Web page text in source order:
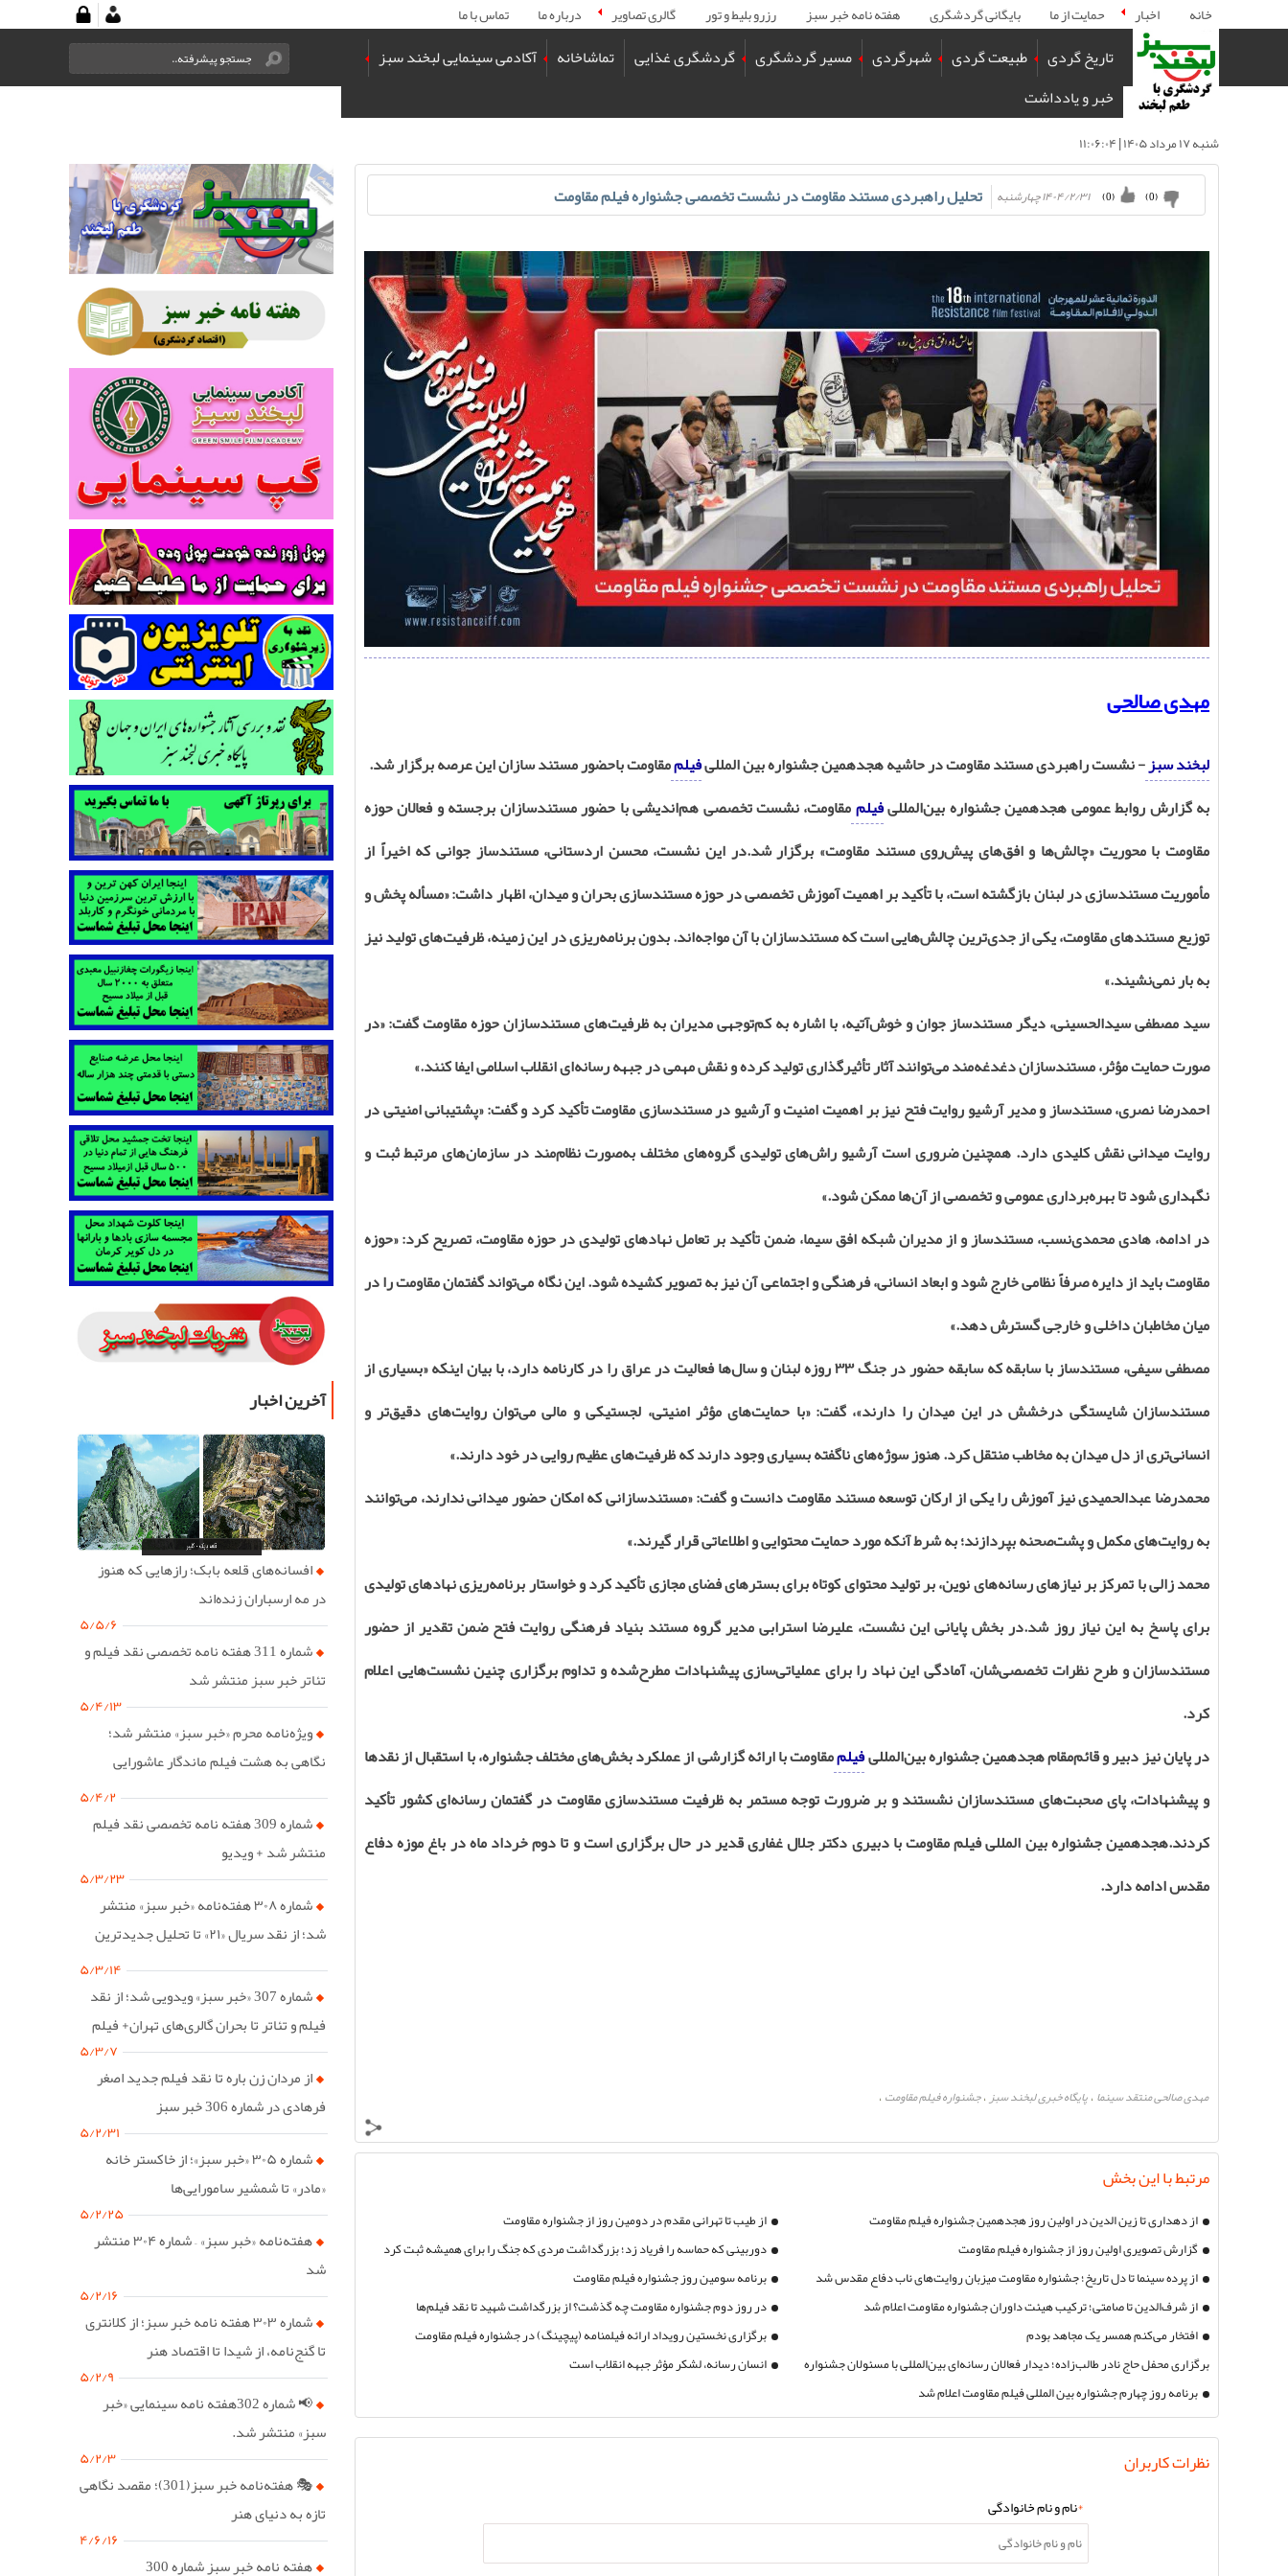
خانه اخبار حمایت از ما بایگانی گردشگری هفته نامه خبر سبز رزرو بلیط و تور گالری تصاویر درباره ما تماس با ما
تاریخ گردی طبیعت گردی شهرگردی مسیر گردشگری گردشگری غذایی تماشاخانه
آکادمی سینمایی لبخند سبز
خبر و یادداشت
شنبه ۱۷ مرداد ۱۴۰۵ | ۱۱:۰۶:۰۴
۱۴۰۴/۲/۳۱ چهارشنبه (
0
) (
0
) تحلیل راهبردی مستند مقاومت در نشست تخصصی جشنواره فیلم مقاومت
مهدی صالحی
لبخند سبز- نشست راهبردی مستند مقاومت در حاشیه هجدهمین جشنواره بین المللیفیلممقاومت باحضور مستند سازان این عرصه برگزار شد.
به گزارش روابط عمومی هجدهمین جشنواره بین‌المللیفیلممقاومت، نشست تخصصی هم‌اندیشی با حضور مستندسازان برجسته و فعالان حوزه
مقاومت با محوریت «چالش‌ها و افق‌های پیش‌روی مستند مقاومت» برگزار شد.در این نشست، محسن اردستانی، مستندساز جوانی که اخیراً از
مأموریت مستندسازی در لبنان بازگشته است، با تأکید بر اهمیت آموزش تخصصی در حوزه مستندسازی بحران و میدان، اظهار داشت: «مسأله پخش و
توزیع مستندهای مقاومت، یکی از جدی‌ترین چالش‌هایی است که مستندسازان با آن مواجه‌اند. بدون برنامه‌ریزی در این زمینه، ظرفیت‌های تولید نیز
به بار نمی‌نشیند.»
سید مصطفی سیدالحسینی، دیگر مستندساز جوان و خوش‌آتیه، با اشاره به کم‌توجهی مدیران به ظرفیت‌های مستندسازان حوزه مقاومت گفت: «در
صورت حمایت مؤثر، مستندسازان دغدغه‌مند می‌توانند آثار تأثیرگذاری تولید کرده و نقش مهمی در جبهه رسانه‌ای انقلاب اسلامی ایفا کنند.»
احمدرضا نصری، مستندساز و مدیر آرشیو روایت فتح نیز بر اهمیت امنیت و آرشیو در مستندسازی مقاومت تأکید کرد و گفت: «پشتیبانی امنیتی در
روایت میدانی نقش کلیدی دارد. همچنین ضروری است آرشیو راش‌های تولیدی گروه‌های مختلف به‌صورت نظام‌مند در سازمان‌های مرتبط ثبت و
نگهداری شود تا بهره‌برداری عمومی و تخصصی از آن‌ها ممکن شود.»
در ادامه، هادی محمدی‌نسب، مستندساز و از مدیران شبکه افق سیما، ضمن تأکید بر تعامل نهادهای تولیدی در حوزه مقاومت، تصریح کرد: «حوزه
مقاومت باید از دایره صرفاً نظامی خارج شود و ابعاد انسانی، فرهنگی و اجتماعی آن نیز به تصویر کشیده شود. این نگاه می‌تواند گفتمان مقاومت را در
میان مخاطبان داخلی و خارجی گسترش دهد.»
مصطفی سیفی، مستندساز با سابقه که سابقه حضور در جنگ ۳۳ روزه لبنان و سال‌ها فعالیت در عراق را در کارنامه دارد، با بیان اینکه «بسیاری از
مستندسازان شایستگی درخشش در این میدان را دارند»، گفت: «با حمایت‌های مؤثر امنیتی، لجستیکی و مالی می‌توان روایت‌های دقیق‌تر و
انسانی‌تری از دل میدان به مخاطب منتقل کرد. هنوز سوژه‌های ناگفته بسیاری وجود دارند که ظرفیت‌های عظیم روایی در خود دارند.»
محمدرضا عبدالحمیدی نیز آموزش را یکی از ارکان توسعه مستند مقاومت دانست و گفت: «مستندسازانی که امکان حضور میدانی ندارند، می‌توانند
به روایت‌های مکمل و پشت‌صحنه بپردازند؛ به شرط آنکه مورد حمایت محتوایی و اطلاعاتی قرار گیرند.»
محمد زالی با تمرکز بر نیازهای رسانه‌های نوین، بر تولید محتوای کوتاه برای بسترهای فضای مجازی تأکید کرد و خواستار برنامه‌ریزی نهادهای تولیدی
برای پاسخ به این نیاز روز شد.در بخش پایانی این نشست، علیرضا استرابی مدیر گروه مستند بنیاد فرهنگی روایت فتح ضمن تقدیر از حضور
مستندسازان و طرح نظرات تخصصی‌شان، آمادگی این نهاد را برای عملیاتی‌سازی پیشنهادات مطرح‌شده و تداوم برگزاری چنین نشست‌هایی اعلام
کرد.
در پایان نیز دبیر و قائم‌مقام هجدهمین جشنواره بین‌المللیفیلممقاومت با ارائه گزارشی از عملکرد بخش‌های مختلف جشنواره، با استقبال از نقدها
و پیشنهادات، پای صحبت‌های مستندسازان نشستند و بر ضرورت توجه مستمر به ظرفیت مستندسازی مقاومت در گفتمان رسانه‌ای کشور تأکید
کردند.هجدهمین جشنواره بین المللی فیلم مقاومت با دبیری دکتر جلال غفاری قدیر در حال برگزاری است و تا دوم خرداد ماه در باغ موزه دفاع
مقدس ادامه دارد.
مهدی صالحی منتقد سینما ،پایگاه خبری لبخند سبز ،جشنواره فیلم مقاومت ،
مرتبط با این بخش
از دهداری تا زین الدین در اولین روز هجدهمین جشنواره فیلم مقاومت
از طیب تا تهرانی مقدم در دومین روز از جشنواره مقاومت
گزارش تصویری اولین روز از جشنواره فیلم مقاومت
دوربینی که حماسه را فریاد زد؛ بزرگداشت مردی که جنگ را برای همیشه ثبت کرد
از پرده سینما تا دل تاریخ؛ جشنواره مقاومت میزبان روایت‌های ناب دفاع مقدس شد
برنامه سومین روز جشنواره فیلم مقاومت
از شرف‌الدین تا صامتی؛ ترکیب هیئت داوران جشنواره مقاومت اعلام شد
در روز دوم جشنواره مقاومت چه گذشت؟ از بزرگداشت شهید تا نقد فیلم‌ها
افتخار می‌کنم همسر یک مجاهد بودم
برگزاری نخستین رویداد ارائه فیلمنامه (پیچینگ) در جشنواره فیلم مقاومت
برگزاری محفل حاج نادر طالب‌زاده؛ دیدار فعالان رسانه‌ای بین‌المللی با مسئولان جشنواره
مقاومت
انسان رسانه، لشکر مؤثر جبهه انقلاب است
برنامه روز چهارم جشنواره بین المللی فیلم مقاومت اعلام شد
نظرات کاربران
*نام و نام خانوادگی
آخرین اخبار
افسانه‌های قلعه بابک؛ رازهایی که هنوز
در مه ارسباران زنده‌اند
۵/۵/۶
شماره 311 هفته نامه تخصصی نقد فیلم و
تئاتر خبر سبز منتشر شد
۵/۴/۱۳
ویژه‌نامه محرم «خبر سبز» منتشر شد؛
نگاهی به هشت فیلم ماندگار عاشورایی
۵/۴/۲
شماره 309 هفته نامه تخصصی نقد فیلم
منتشر شد + ویدیو
۵/۳/۲۳
شماره ۳۰۸ هفته‌نامه «خبر سبز» منتشر
شد؛ از نقد سریال «۲۱» تا تحلیل جدیدترین
۵/۳/۱۴
شماره 307 «خبر سبز» ویدویی شد؛ از نقد
فیلم و تئاتر تا بحران گالری‌های تهران+ فیلم
۵/۳/۷
از مردان زن باره تا نقد فیلم جدید اصغر
فرهادی در شماره 306 خبر سبز
۵/۲/۳۱
شماره ۳۰۵ «خبر سبز»؛ از خاکستر خانه
«مادر» تا شمشیر سامورایی‌ها
۵/۲/۲۵
هفته‌نامه «خبر سبز» – شماره ۳۰۴ منتشر
شد
۵/۲/۱۶
شماره ۳۰۳ هفته نامه خبر سبز؛ از کلانتری
تا گنج‌نامه، از شیدا تا اقتصاد هنر
۵/۲/۹
📢 شماره 302هفته نامه سینمایی «خبر
سبز» منتشر شد.
۵/۲/۳
🎭 هفته‌نامه خبر سبز(301)؛ مقصد نگاهی
تازه به دنیای هنر
۴/۶/۱۶
هفته نامه خبر سبز شماره 300